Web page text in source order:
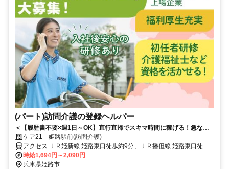
(パート)訪問介護の登録ヘルパー
＜【履歴書不要×週1日～OK】直行直帰でスキマ時間に稼げる！急なキ
ャンセルも手当有！定年無し！＞★履歴書の準備不要★未経験者OK！働
きやすいシフト制！急なキャンセルが発生した場合でも手当で給与を補
償！
ケア21 姫路駅前(訪問介護)
アクセス ＪＲ姫新線 姫路東口徒歩約9分、ＪＲ播但線 姫路東口徒歩
約9分、ＪＲ山陽本線 姫路東口徒歩約9分 JR「姫路」駅から徒歩約8
分
時給1,694円～2,090円
兵庫県姫路市